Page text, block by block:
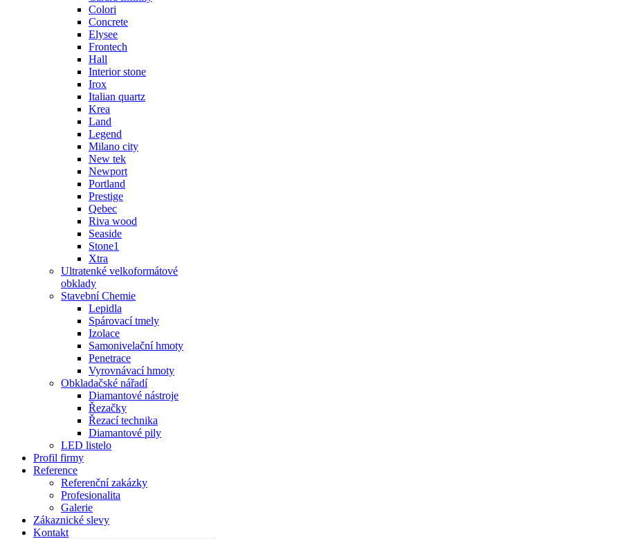
Colori
Concrete
Elysee
Frontech
Hall
Interior stone
Irox
Italian quartz
Krea
Land
Legend
Milano city
New tek
Newport
Portland
Prestige
Qebec
Riva wood
Seaside
Stone1
Xtra
Ultratenké velkoformátové
obklady
Stavební Chemie
Lepidla
Spárovací tmely
Izolace
Samonivelační hmoty
Penetrace
Vyrovnávací hmoty
Obkladačské nářadí
Diamantové nástroje
Řezačky
Řezací technika
Diamantové pily
LED listelo
Profil firmy
Reference
Referenční zakázky
Profesionalita
Galerie
Zákaznické slevy
Kontakt